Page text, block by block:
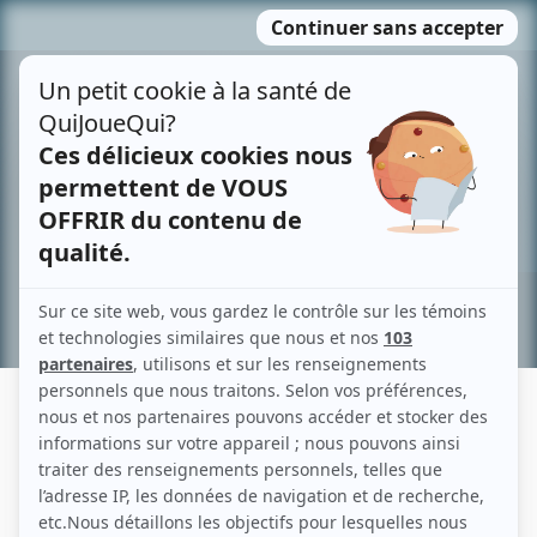
MENU
contenu
Recherche avancée »
JULIEN MINEAU
Liens
Fiche de Julien Mineau sur Showbizz.net